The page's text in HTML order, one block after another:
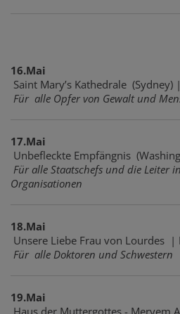
16.Mai
Saint Mary’s Kathedrale (Sydney)
Für alle Opfer von Gewalt und
17.Mai
Unbefleckte Empfängnis
Für alle Staatschefs und die Leiter
Organisationen
18.Mai
Unsere Liebe Frau von Lourdes |
Für alle Doktoren und Schwestern
19.Mai
Haus der Muttergottes - Meryem